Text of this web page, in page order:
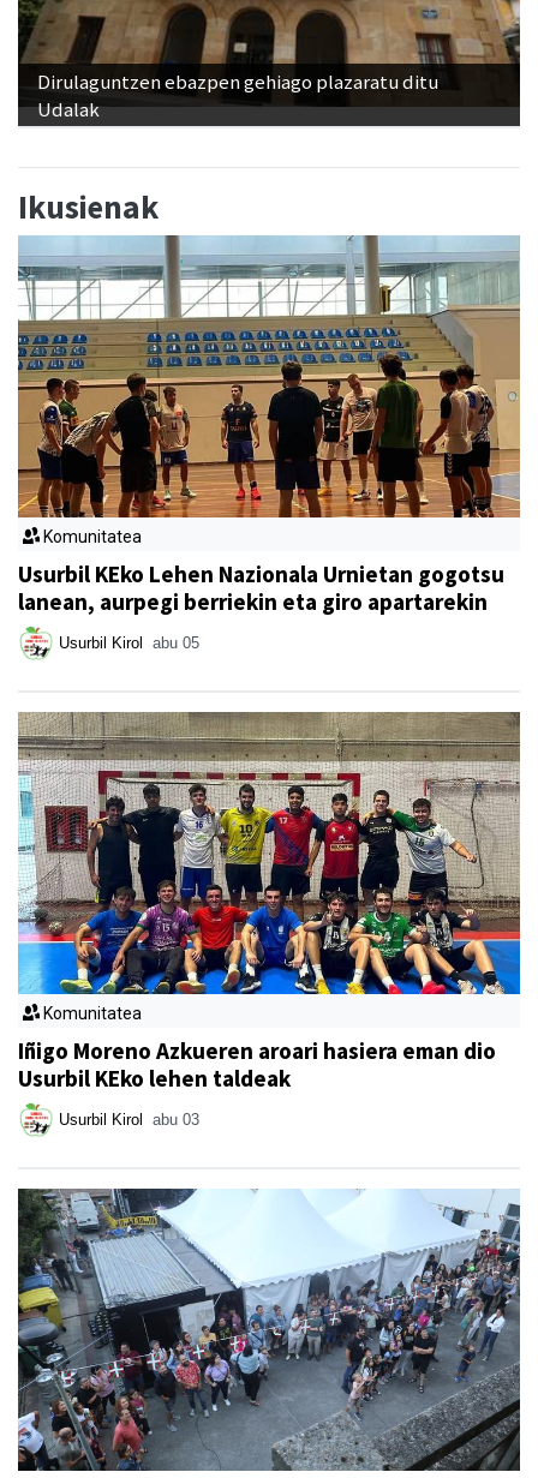
Dirulaguntzen ebazpen gehiago plazaratu ditu
Udalak
Ikusienak
Komunitatea
Usurbil KEko Lehen Nazionala Urnietan gogotsu
lanean, aurpegi berriekin eta giro apartarekin
Usurbil Kirol abu 05
Komunitatea
Iñigo Moreno Azkueren aroari hasiera eman dio
Usurbil KEko lehen taldeak
Usurbil Kirol abu 03